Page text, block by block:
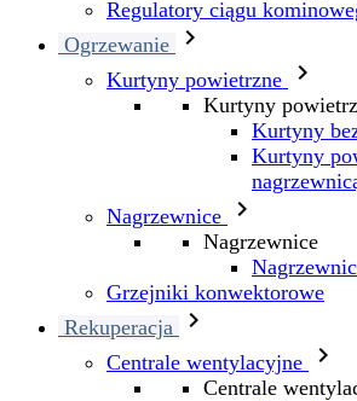
Regulatory ciągu
Ogrzewanie

Kurtyny powietrzne 
Kurtyny
Kurtyny
Kurtyny
Nagrzewnice

Nagrzewnice
Grzejniki konwektorowe
Rekuperacja

Centrale wentylacyjne 
Centrale